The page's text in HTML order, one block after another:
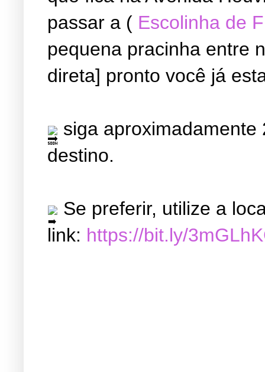
passar a ( Escolinha de
pequena pracinha entre
direta] pronto você já
siga
destino.
Se preferir, utilize a
link: https://bit.ly/